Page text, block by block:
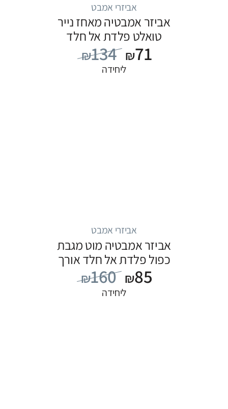
אביזרי אמבט
אביזר אמבטיה מאחז נייר
טואלט פלדת אל חלד
₪134 ₪71
ליחידה
אביזרי אמבט
אביזר אמבטיה מוט מגבת
כפול פלדת אל חלד אורך
60 ס”מ
₪160 ₪85
ליחידה